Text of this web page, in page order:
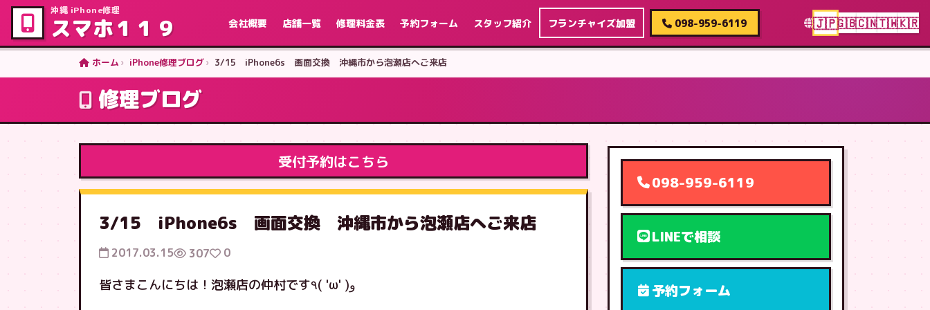
沖縄 iPhone修理
スマホ１１９ 会社概要 店舗一覧 修理料金表 予約フォーム スタッフ紹介 フランチャイズ加盟 098-959-6119 🇯🇵🇬🇧🇨🇳🇹🇼🇰🇷
ホーム iPhone修理ブログ 3/15 iPhone6s 画面交換 沖縄市から泡瀬店へご来店
修理ブログ
受付予約はこちら
3/15 iPhone6s 画面交換 沖縄市から泡瀬店へご来店
2017.03.15 307 0
皆さまこんにちは！泡瀬店の仲村です٩( 'ω' )و
098-959-6119
LINEで相談
予約フォーム